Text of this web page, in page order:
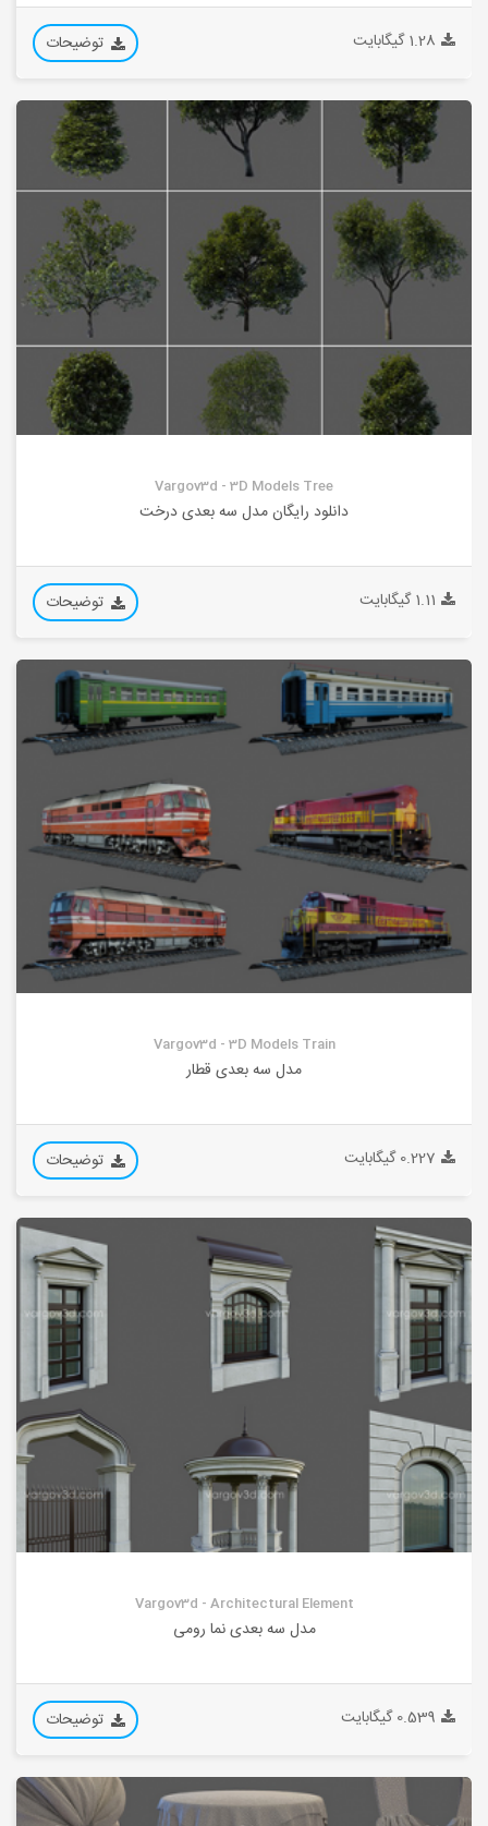
1.28 گیگابایت توضیحات
Vargov3d - 3D Models Tree
دانلود رایگان مدل سه بعدی درخت
1.11 گیگابایت توضیحات
Vargov3d - 3D Models Train
مدل سه بعدی قطار
0.227 گیگابایت توضیحات
Vargov3d - Architectural Element
مدل سه بعدی نما رومی
0.539 گیگابایت توضیحات